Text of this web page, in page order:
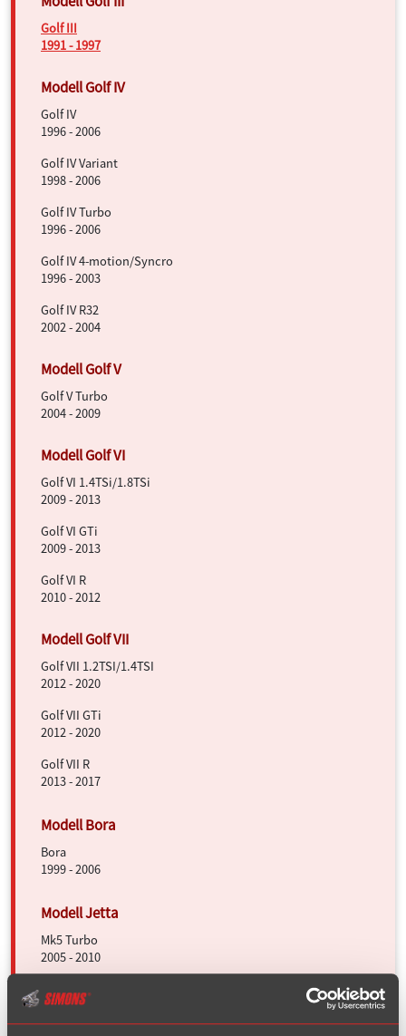
Golf III
1991 - 1997
Golf IV
1996 - 2006
Golf IV Variant
1998 - 2006
Golf IV Turbo
1996 - 2006
Golf IV 4-motion/Syncro
1996 - 2003
Golf IV R32
2002 - 2004
Golf V Turbo
2004 - 2009
Golf VI 1.4TSi/1.8TSi
2009 - 2013
Golf VI GTi
2009 - 2013
Golf VI R
2010 - 2012
Golf VII 1.2TSI/1.4TSI
2012 - 2020
Golf VII GTi
2012 - 2020
Golf VII R
2013 - 2017
Bora
1999 - 2006
Mk5 Turbo
2005 - 2010
Scirocco I